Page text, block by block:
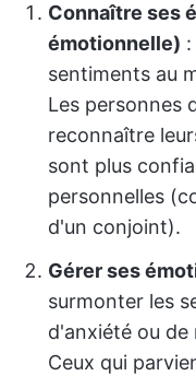
Connaître ses
émotionnelle)
sentiments au
Les personnes
reconnaître
sont plus
personnelles
d'un conjoint).
Gérer ses
surmonter les
d'anxiété ou de
Ceux qui